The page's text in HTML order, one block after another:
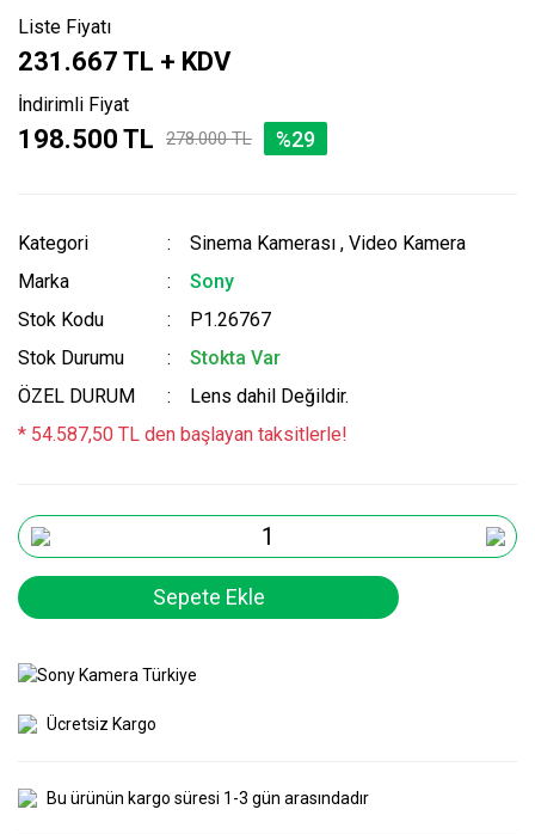
Liste Fiyatı
231.667 TL + KDV
İndirimli Fiyat
198.500 TL 278.000 TL %29
Kategori Sinema Kamerası ,Video Kamera
Marka
Sony
Stok Kodu
P1.26767
Stok Durumu
Stokta Var
ÖZEL DURUM
Lens dahil Değildir.
* 54.587,50 TL den başlayan taksitlerle!
Sepete Ekle
Ücretsiz Kargo
Bu ürünün kargo süresi 1-3 gün arasındadır